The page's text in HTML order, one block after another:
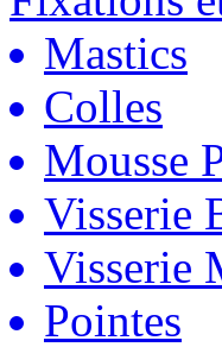
Mastics
Colles
Mousse
Visserie
Visserie
Pointes